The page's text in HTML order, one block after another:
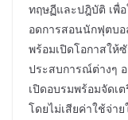
ทฤษฏีและปฎิบัติ เพื่
อดการสอนนักฟุตบอ
พร้อมเปิดโอกาสให้
ประสบการณ์ต่างๆ
เปิดอบรมพร้อมจัดเ
โดยไม่เสียค่าใช้จ่า